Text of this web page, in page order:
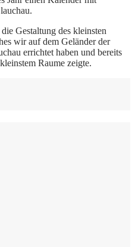
Gestaltung des kleinsten
wir auf dem Geländer der
errichtet haben und bereits
Raume zeigte.